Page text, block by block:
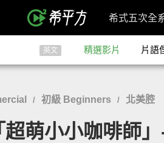
希式五次全
英文 精選影片 片語
/ 初級 Beginners / 北美腔
超萌小小咖啡師